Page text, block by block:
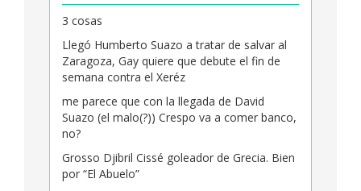
3 cosas
Llegó Humberto Suazo a tratar de salvar al
Zaragoza, Gay quiere que debute el fin de
semana contra el Xeréz
me parece que con la llegada de David
Suazo (el malo(?)) Crespo va a comer banco,
no?
Grosso Djibril Cissé goleador de Grecia. Bien
por “El Abuelo”